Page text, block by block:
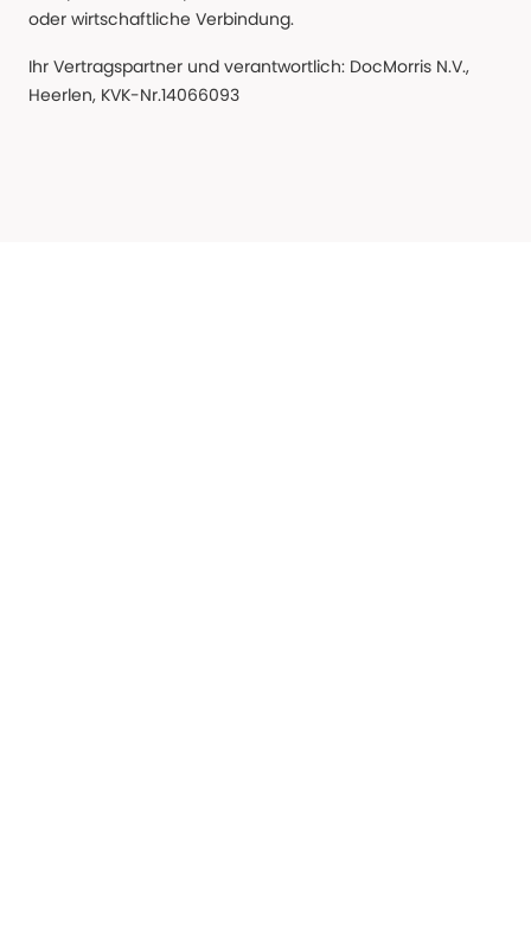
oder wirtschaftliche Verbindung.
Ihr Vertragspartner und verantwortlich: DocMorris N.V.,
Heerlen, KVK-Nr.14066093